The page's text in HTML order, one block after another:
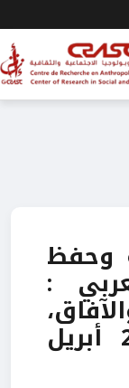
وحفظ
:
الحمامات، تونس 28-29 أبريل